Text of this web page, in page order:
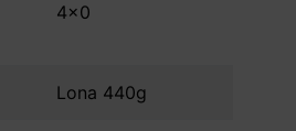
4x0
Lona 440g